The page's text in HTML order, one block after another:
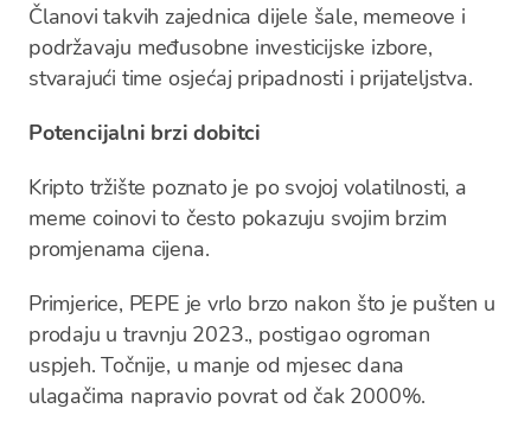
Članovi takvih zajednica dijele šale, memeove i
podržavaju međusobne investicijske izbore,
stvarajući time osjećaj pripadnosti i prijateljstva.
Potencijalni brzi dobitci
Kripto tržište poznato je po svojoj volatilnosti, a
meme coinovi to često pokazuju svojim brzim
promjenama cijena.
Primjerice, PEPE je vrlo brzo nakon što je pušten u
prodaju u travnju 2023., postigao ogroman
uspjeh. Točnije, u manje od mjesec dana
ulagačima napravio povrat od čak 2000%.